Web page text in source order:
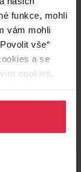
funkce, mohli
vám mohli
vše“
a se
cookies.